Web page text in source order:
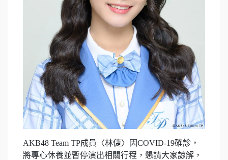
AKB48 Team TP成員〈林倢〉因COVID-19確診，
將專心休養並暫停演出相關行程，懇請大家諒解，